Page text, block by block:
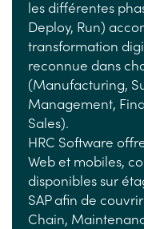
les différentes
Deploy, Run)
transformation
reconnue dans
(Manufacturing,
Management,
Sales).
HRC Software
Web et mobiles,
disponibles sur
SAP afin de
Chain,